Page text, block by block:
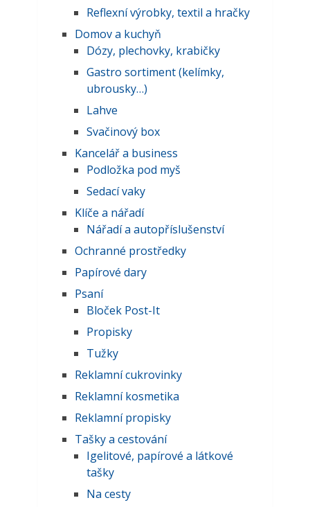
Reflexní výrobky, textil a hračky
Domov a kuchyň
Dózy, plechovky, krabičky
Gastro sortiment (kelímky,
ubrousky…)
Lahve
Svačinový box
Kancelář a business
Podložka pod myš
Sedací vaky
Klíče a nářadí
Nářadí a autopříslušenství
Ochranné prostředky
Papírové dary
Psaní
Bloček Post-It
Propisky
Tužky
Reklamní cukrovinky
Reklamní kosmetika
Reklamní propisky
Tašky a cestování
Igelitové, papírové a látkové
tašky
Na cesty